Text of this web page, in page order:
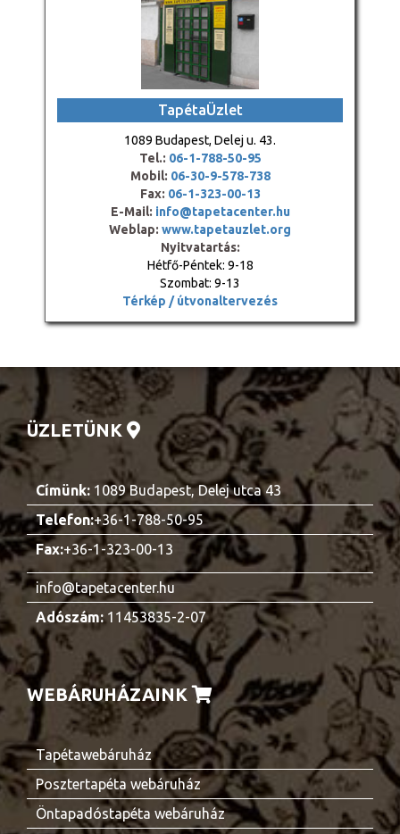
TapétaÜzlet
1089 Budapest, Delej u. 43.
Tel.: 06-1-788-50-95
Mobil: 06-30-9-578-738
Fax: 06-1-323-00-13
E-Mail: info@tapetacenter.hu
Weblap: www.tapetauzlet.org
Nyitvatartás:
Hétfő-Péntek: 9-18
Szombat: 9-13
Térkép / útvonaltervezés
ÜZLETÜNK
Címünk: 1089 Budapest, Delej utca 43
Telefon:+36-1-788-50-95
Fax:+36-1-323-00-13
info@tapetacenter.hu
Adószám:11453835-2-07
WEBÁRUHÁZAINK
Tapétawebáruház
Posztertapéta webáruház
Öntapadóstapéta webáruház